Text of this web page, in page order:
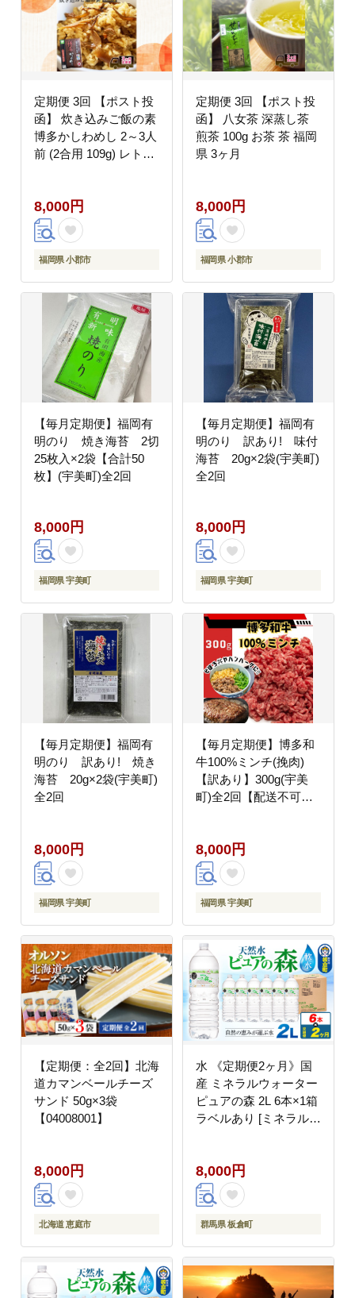
定期便 3回 【ポスト投
函】 炊き込みご飯の素
博多かしわめし 2～3人
前 (2合用 109g) レトル
8,000円
福岡県 小郡市
定期便 3回 【ポスト投
函】 八女茶 深蒸し茶
煎茶 100g お茶 茶 福岡
県 3ヶ月
8,000円
福岡県 小郡市
【毎月定期便】福岡有
明のり 焼き海苔 2切
25枚入×2袋【合計50
枚】(宇美町)全2回
8,000円
福岡県 宇美町
【毎月定期便】福岡有
明のり 訳あり! 味付
海苔 20g×2袋(宇美町)
全2回
8,000円
福岡県 宇美町
【毎月定期便】福岡有
明のり 訳あり! 焼き
海苔 20g×2袋(宇美町)
全2回
8,000円
福岡県 宇美町
【毎月定期便】博多和
牛100%ミンチ(挽肉)
【訳あり】300g(宇美
町)全2回【配送不可地
8,000円
福岡県 宇美町
【定期便：全2回】北海
道カマンベールチーズ
サンド 50g×3袋
【04008001】
8,000円
北海道 恵庭市
水 《定期便2ヶ月》国
産 ミネラルウォーター
ピュアの森 2L 6本×1箱
ラベルあり [ミネラルウ
ルあり 非加熱 高性能ろ
過 お料理に 無菌充填
2L 硝酸態窒素 亜硝酸
態窒素 PFOS PFOA検
8,000円
群馬県 板倉町